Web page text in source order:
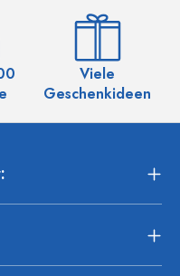
Viele
Geschenkideen